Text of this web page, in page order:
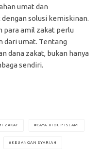
umat dan
solusi kemiskinan.
para amil zakat perlu
dari umat. Tentang
dana zakat, bukan hanya
sendiri.
ZAKAT GAYA HIDUP ISLAMI
KEUANGAN SYARIAH